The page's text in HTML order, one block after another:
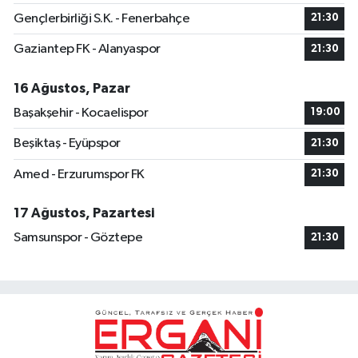
Gençlerbirliği S.K. - Fenerbahçe 21:30
Gaziantep FK - Alanyaspor 21:30
16 Ağustos, Pazar
Başakşehir - Kocaelispor
19:00
Beşiktaş - Eyüpspor 21:30
Amed - Erzurumspor FK 21:30
17 Ağustos, Pazartesi
Samsunspor - Göztepe
21:30